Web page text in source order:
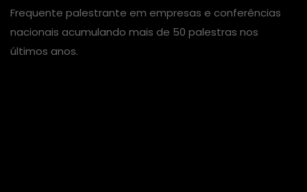
Frequente palestrante em empresas e conferências
nacionais acumulando mais de 50 palestras nos
últimos anos.